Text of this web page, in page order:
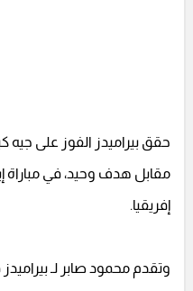
حقق بيراميدز الفوز على جيه
مقابل هدف وحيد، في مباراة
إفريقيا.